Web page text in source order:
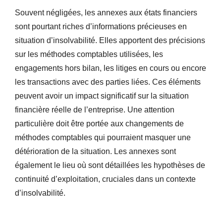
Souvent négligées, les annexes aux états financiers
sont pourtant riches d’informations précieuses en
situation d’insolvabilité. Elles apportent des précisions
sur les méthodes comptables utilisées, les
engagements hors bilan, les litiges en cours ou encore
les transactions avec des parties liées. Ces éléments
peuvent avoir un impact significatif sur la situation
financière réelle de l’entreprise. Une attention
particulière doit être portée aux changements de
méthodes comptables qui pourraient masquer une
détérioration de la situation. Les annexes sont
également le lieu où sont détaillées les hypothèses de
continuité d’exploitation, cruciales dans un contexte
d’insolvabilité.